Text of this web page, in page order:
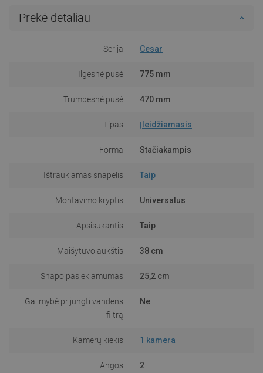
Prekė detaliau
Serija Cesar
Ilgesnė pusė 775 mm
Trumpesnė pusė 470 mm
Tipas Įleidžiamasis
Forma Stačiakampis
Ištraukiamas snapelis Taip
Montavimo kryptis Universalus
Apsisukantis Taip
Maišytuvo aukštis 38 cm
Snapo pasiekiamumas 25,2 cm
Galimybė prijungti vandens
filtrą
Ne
Kamerų kiekis 1 kamera
Angos 2